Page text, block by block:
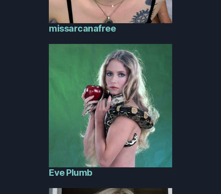
missarcanafree
Eve Plumb